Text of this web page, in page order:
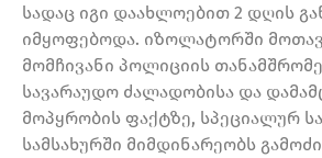
სადაც იგი დაახლოებით 2 დღის
იმყოფებოდა. იზოლატორში
მომჩივანი პოლიციის
სავარაუდო ძალადობისა და
მოპყრობის ფაქტზე, სპეციალურ
სამსახურში მიმდინარეობს